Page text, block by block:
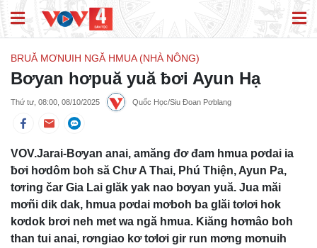
BRUĂ MƠNUIH NGĂ HMUA (NHÀ NÔNG)
Bơyan hơpuă yuă ƀơi Ayun Hạ
Thứ tư, 08:00, 08/10/2025 Quốc Học/Siu Đoan Pơblang
VOV.Jarai-Bơyan anai, amăng đơ đam hmua pơdai ia
ƀơi hơdôm boh să Chư A Thai, Phú Thiện, Ayun Pa,
tơring čar Gia Lai glăk yak nao bơyan yuă. Jua măi
mơñi dik dak, hmua pơdai mơboh ba glăi tơlơi hok
kơdok brơi neh met wa ngă hmua. Kiăng hơmâo boh
than tui anai, rơngiao kơ tơlơi gir run mơng mơnuih